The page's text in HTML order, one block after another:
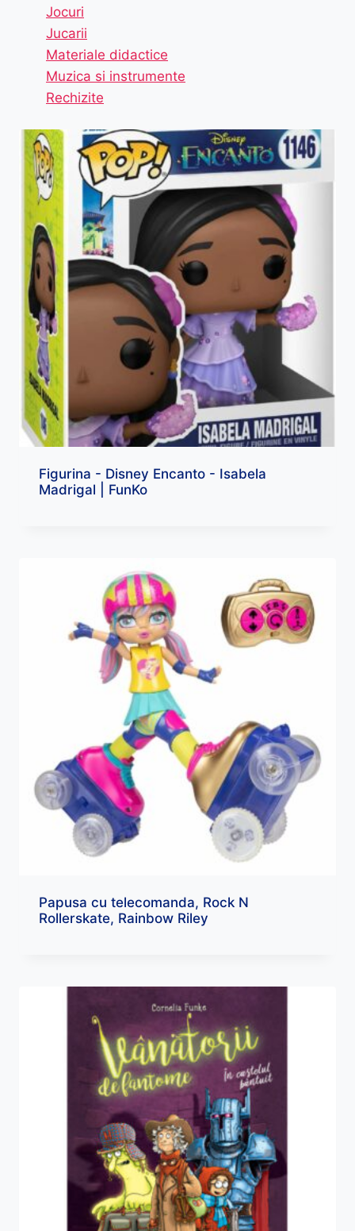
Jocuri
Jucarii
Materiale didactice
Muzica si instrumente
Rechizite
Figurina - Disney Encanto - Isabela
Madrigal | FunKo
Papusa cu telecomanda, Rock N
Rollerskate, Rainbow Riley